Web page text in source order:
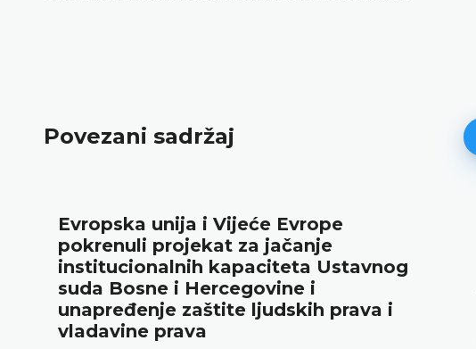
Povezani sadržaj
Evropska unija i Vijeće Evrope
pokrenuli projekat za jačanje
institucionalnih kapaciteta Ustavnog
suda Bosne i Hercegovine i
unapređenje zaštite ljudskih prava i
vladavine prava